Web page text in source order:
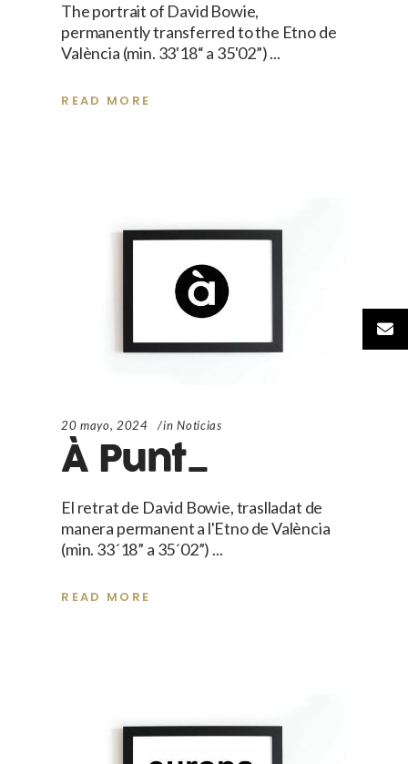
The portrait of David Bowie,
permanently transferred to the Etno de
València (min. 33'18“ a 35'02”)
READ MORE
20 mayo, 2024 in Noticias
À Punt_
El retrat de David Bowie, traslladat de
manera permanent a l'Etno de València
(min. 33´18” a 35´02”)
READ MORE